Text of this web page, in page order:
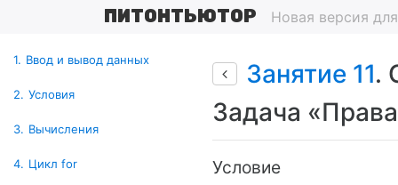
ПИТОНТЬЮТОР Новая версия
1. Ввод и вывод данных
2. Условия
3. Вычисления
4. Цикл for
Занятие 11.
Задача
Условие